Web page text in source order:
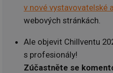
v nové vystavovatelské
webových stránkách.
Ale objevit Chillventu
s profesionály!
Zúčastněte se